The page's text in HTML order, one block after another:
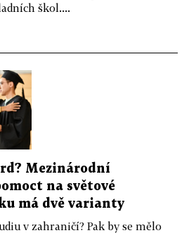
škol....
Mezinárodní
na světové
má dvě varianty
v zahraničí? Pak by se mělo